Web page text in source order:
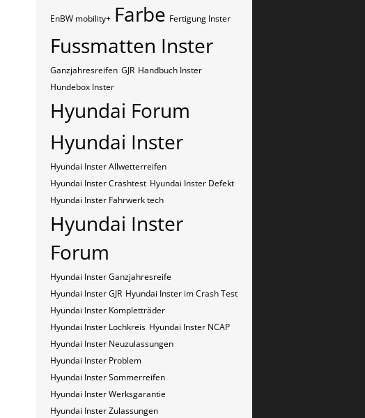
EnBW mobility+ Farbe Fertigung Inster
Fussmatten Inster
Ganzjahresreifen GJR Handbuch Inster
Hundebox Inster
Hyundai Forum
Hyundai Inster
Hyundai Inster Allwetterreifen
Hyundai Inster Crashtest Hyundai Inster Defekt
Hyundai Inster Fahrwerk tech
Hyundai Inster
Forum
Hyundai Inster Ganzjahresreife
Hyundai Inster GJR Hyundai Inster im Crash Test
Hyundai Inster Kompletträder
Hyundai Inster Lochkreis Hyundai Inster NCAP
Hyundai Inster Neuzulassungen
Hyundai Inster Problem
Hyundai Inster Sommerreifen
Hyundai Inster Werksgarantie
Hyundai Inster Zulassungen